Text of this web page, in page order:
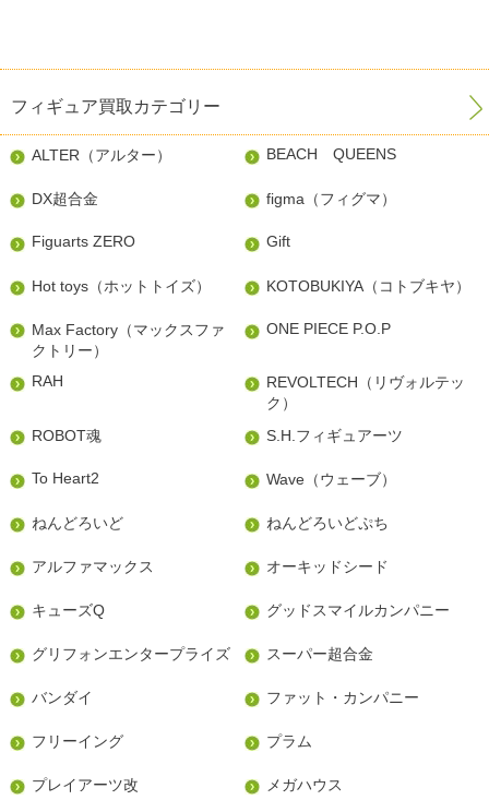
フィギュア買取カテゴリー
ALTER（アルター） BEACH QUEENS
DX超合金 figma（フィグマ）
Figuarts ZERO Gift
Hot toys（ホットトイズ） KOTOBUKIYA（コトブキヤ）
Max Factory（マックスファ
クトリー）
ONE PIECE P.O.P
RAH
REVOLTECH（リヴォルテッ
ク）
ROBOT魂
S.H.フィギュアーツ
To Heart2 Wave（ウェーブ）
ねんどろいど ねんどろいどぷち
アルファマックス オーキッドシード
キューズQ グッドスマイルカンパニー
グリフォンエンタープライズ スーパー超合金
バンダイ ファット・カンパニー
フリーイング プラム
プレイアーツ改 メガハウス